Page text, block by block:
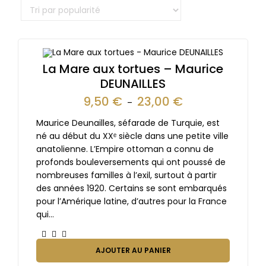
La Mare aux tortues – Maurice
DEUNAILLES
9,50 € – 23,00 €
Maurice Deunailles, séfarade de Turquie, est
né au début du XXᵉ siècle dans une petite ville
anatolienne. L’Empire ottoman a connu de
profonds bouleversements qui ont poussé de
nombreuses familles à l’exil, surtout à partir
des années 1920. Certains se sont embarqués
pour l’Amérique latine, d’autres pour la France
qui…
AJOUTER AU PANIER